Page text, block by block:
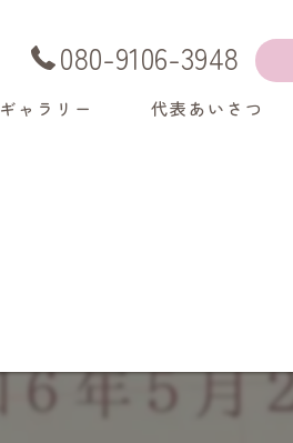
080-9106-3948
ギャラリー 代表あいさつ